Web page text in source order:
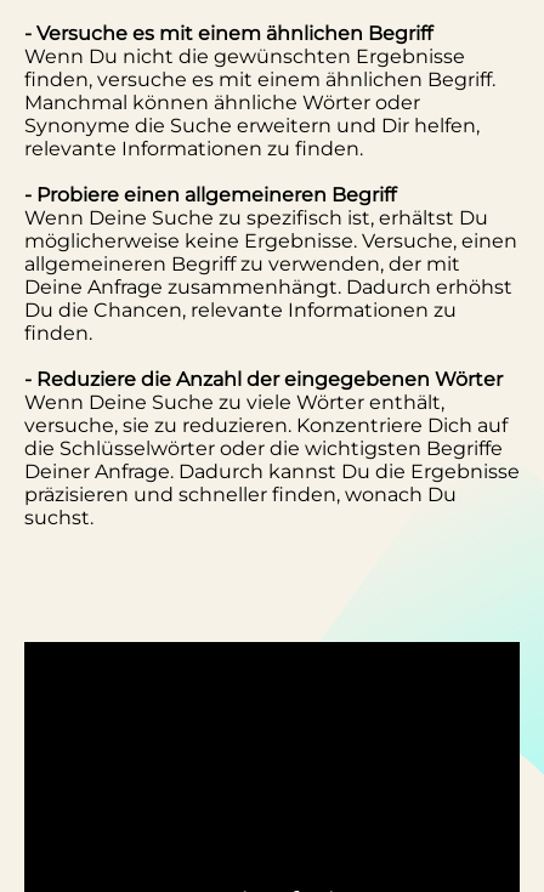
- Versuche es mit einem ähnlichen Begriff
Wenn Du nicht die gewünschten Ergebnisse
finden, versuche es mit einem ähnlichen Begriff.
Manchmal können ähnliche Wörter oder
Synonyme die Suche erweitern und Dir helfen,
relevante Informationen zu finden.
- Probiere einen allgemeineren Begriff
Wenn Deine Suche zu spezifisch ist, erhältst Du
möglicherweise keine Ergebnisse. Versuche, einen
allgemeineren Begriff zu verwenden, der mit
Deine Anfrage zusammenhängt. Dadurch erhöhst
Du die Chancen, relevante Informationen zu
finden.
- Reduziere die Anzahl der eingegebenen Wörter
Wenn Deine Suche zu viele Wörter enthält,
versuche, sie zu reduzieren. Konzentriere Dich auf
die Schlüsselwörter oder die wichtigsten Begriffe
Deiner Anfrage. Dadurch kannst Du die Ergebnisse
präzisieren und schneller finden, wonach Du
suchst.